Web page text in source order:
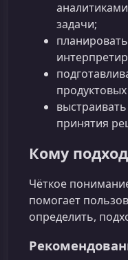
задачи;
принятия
Кому
Чёткое
помогает
определить,